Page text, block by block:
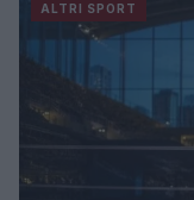
ALTRI SPORT